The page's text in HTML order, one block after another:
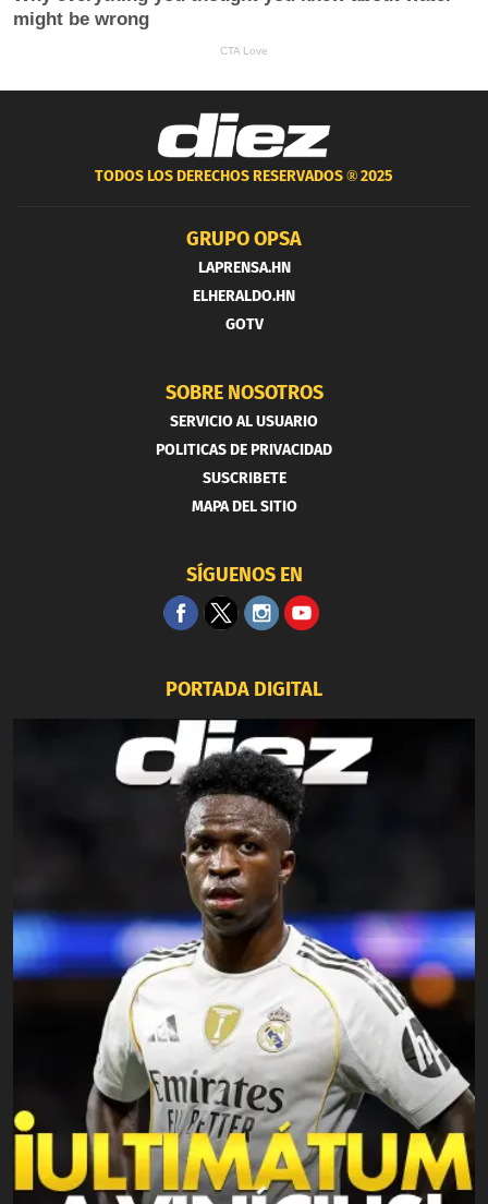
TODOS LOS DERECHOS RESERVADOS ®2025
GRUPO OPSA
LAPRENSA.HN
ELHERALDO.HN
GOTV
SOBRE NOSOTROS
SERVICIO AL USUARIO
POLITICAS DE PRIVACIDAD
SUSCRIBETE
MAPA DEL SITIO
SÍGUENOS EN
PORTADA DIGITAL